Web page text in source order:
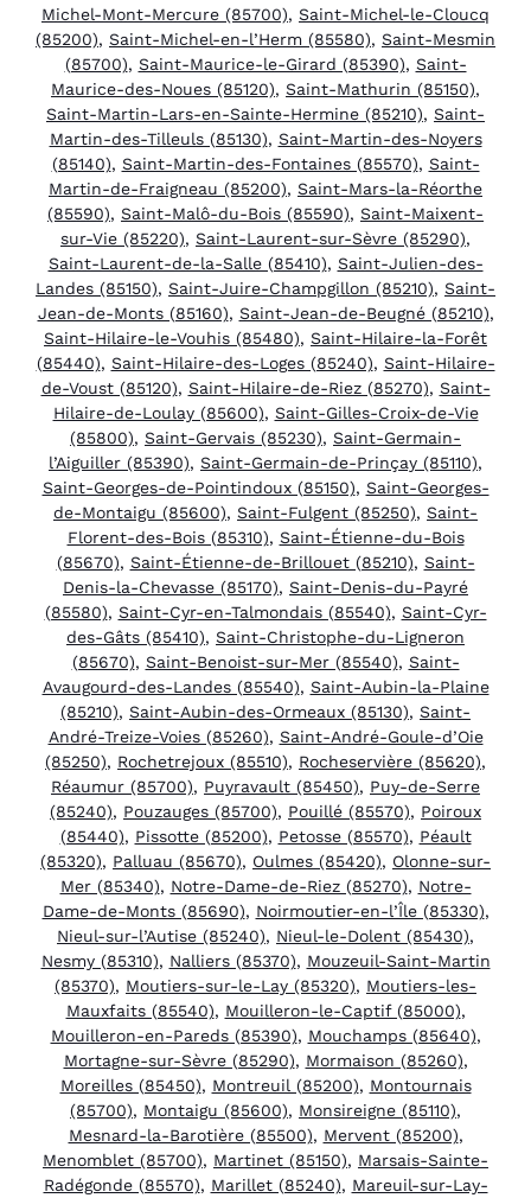
Michel-Mont-Mercure (85700), Saint-Michel-le-Cloucq
(85200), Saint-Michel-en-l’Herm (85580), Saint-Mesmin
(85700), Saint-Maurice-le-Girard (85390), Saint-
Maurice-des-Noues (85120), Saint-Mathurin (85150),
Saint-Martin-Lars-en-Sainte-Hermine (85210), Saint-
Martin-des-Tilleuls (85130), Saint-Martin-des-Noyers
(85140), Saint-Martin-des-Fontaines (85570), Saint-
Martin-de-Fraigneau (85200), Saint-Mars-la-Réorthe
(85590), Saint-Malô-du-Bois (85590), Saint-Maixent-
sur-Vie (85220), Saint-Laurent-sur-Sèvre (85290),
Saint-Laurent-de-la-Salle (85410), Saint-Julien-des-
Landes (85150), Saint-Juire-Champgillon (85210), Saint-
Jean-de-Monts (85160), Saint-Jean-de-Beugné (85210),
Saint-Hilaire-le-Vouhis (85480), Saint-Hilaire-la-Forêt
(85440), Saint-Hilaire-des-Loges (85240), Saint-Hilaire-
de-Voust (85120), Saint-Hilaire-de-Riez (85270), Saint-
Hilaire-de-Loulay (85600), Saint-Gilles-Croix-de-Vie
(85800), Saint-Gervais (85230), Saint-Germain-
l’Aiguiller (85390), Saint-Germain-de-Prinçay (85110),
Saint-Georges-de-Pointindoux (85150), Saint-Georges-
de-Montaigu (85600), Saint-Fulgent (85250), Saint-
Florent-des-Bois (85310), Saint-Étienne-du-Bois
(85670), Saint-Étienne-de-Brillouet (85210), Saint-
Denis-la-Chevasse (85170), Saint-Denis-du-Payré
(85580), Saint-Cyr-en-Talmondais (85540), Saint-Cyr-
des-Gâts (85410), Saint-Christophe-du-Ligneron
(85670), Saint-Benoist-sur-Mer (85540), Saint-
Avaugourd-des-Landes (85540), Saint-Aubin-la-Plaine
(85210), Saint-Aubin-des-Ormeaux (85130), Saint-
André-Treize-Voies (85260), Saint-André-Goule-d’Oie
(85250), Rochetrejoux (85510), Rocheservière (85620),
Réaumur (85700), Puyravault (85450), Puy-de-Serre
(85240), Pouzauges (85700), Pouillé (85570), Poiroux
(85440), Pissotte (85200), Petosse (85570), Péault
(85320), Palluau (85670), Oulmes (85420), Olonne-sur-
Mer (85340), Notre-Dame-de-Riez (85270), Notre-
Dame-de-Monts (85690), Noirmoutier-en-l’Île (85330),
Nieul-sur-l’Autise (85240), Nieul-le-Dolent (85430),
Nesmy (85310), Nalliers (85370), Mouzeuil-Saint-Martin
(85370), Moutiers-sur-le-Lay (85320), Moutiers-les-
Mauxfaits (85540), Mouilleron-le-Captif (85000),
Mouilleron-en-Pareds (85390), Mouchamps (85640),
Mortagne-sur-Sèvre (85290), Mormaison (85260),
Moreilles (85450), Montreuil (85200), Montournais
(85700), Montaigu (85600), Monsireigne (85110),
Mesnard-la-Barotière (85500), Mervent (85200),
Menomblet (85700), Martinet (85150), Marsais-Sainte-
Radégonde (85570), Marillet (85240), Mareuil-sur-Lay-